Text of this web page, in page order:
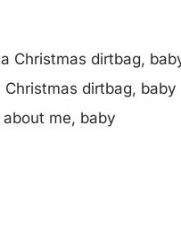
Christmas dirtbag,
dirtbag, baby
me, baby